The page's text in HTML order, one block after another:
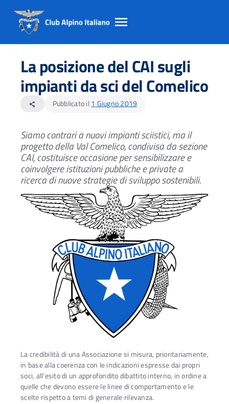
Salta
contento
principale
Salta
Salta
La posizione del CAI sugli
impianti da sci del Comelico
share Pubblicato il 1 Giugno 2019
Siamo contrari a nuovi impianti sciistici, ma il
progetto della Val Comelico, condivisa da sezione
CAI, costituisce occasione per sensibilizzare e
coinvolgere istituzioni pubbliche e private a
ricerca di nuove strategie di sviluppo sostenibili.
La credibilità di una Associazione si misura, prioritariamente,
in base alla coerenza con le indicazioni espresse dai propri
soci, all’esito di un approfondito dibattito interno, in ordine a
quelle che devono essere le linee di comportamento e le
scelte rispetto a temi di generale rilevanza.